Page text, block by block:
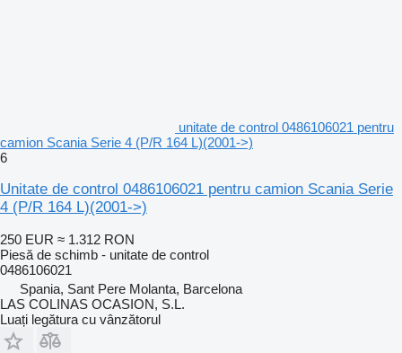
unitate de control 0486106021 pentru
camion Scania Serie 4 (P/R 164 L)(2001->)
6
Unitate de control 0486106021 pentru camion Scania Serie
4 (P/R 164 L)(2001->)
250 EUR ≈ 1.312 RON
Piesă de schimb - unitate de control
0486106021
Spania, Sant Pere Molanta, Barcelona
LAS COLINAS OCASION, S.L.
Luați legătura cu vânzătorul